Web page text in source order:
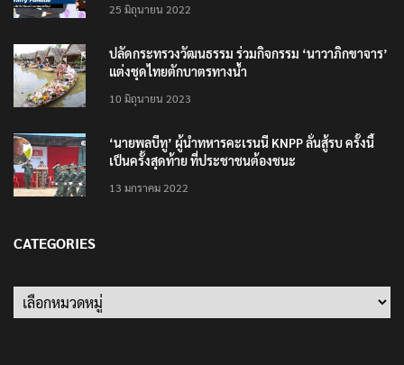
25 มิถุนายน 2022
ปลัดกระทรวงวัฒนธรรม ร่วมกิจกรรม ‘นาวาภิกขาจาร’
แต่งชุดไทยตักบาตรทางน้ำ
10 มิถุนายน 2023
‘นายพลบีทู’ ผู้นำทหารคะเรนนี KNPP ลั่นสู้รบ ครั้งนี้
เป็นครั้งสุดท้าย ที่ประชาชนต้องชนะ
13 มกราคม 2022
CATEGORIES
Categories